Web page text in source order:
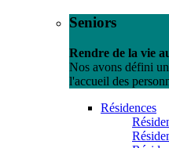
Seniors
Rendre de la vie
Nos avons défini
l'accueil des
Résidences